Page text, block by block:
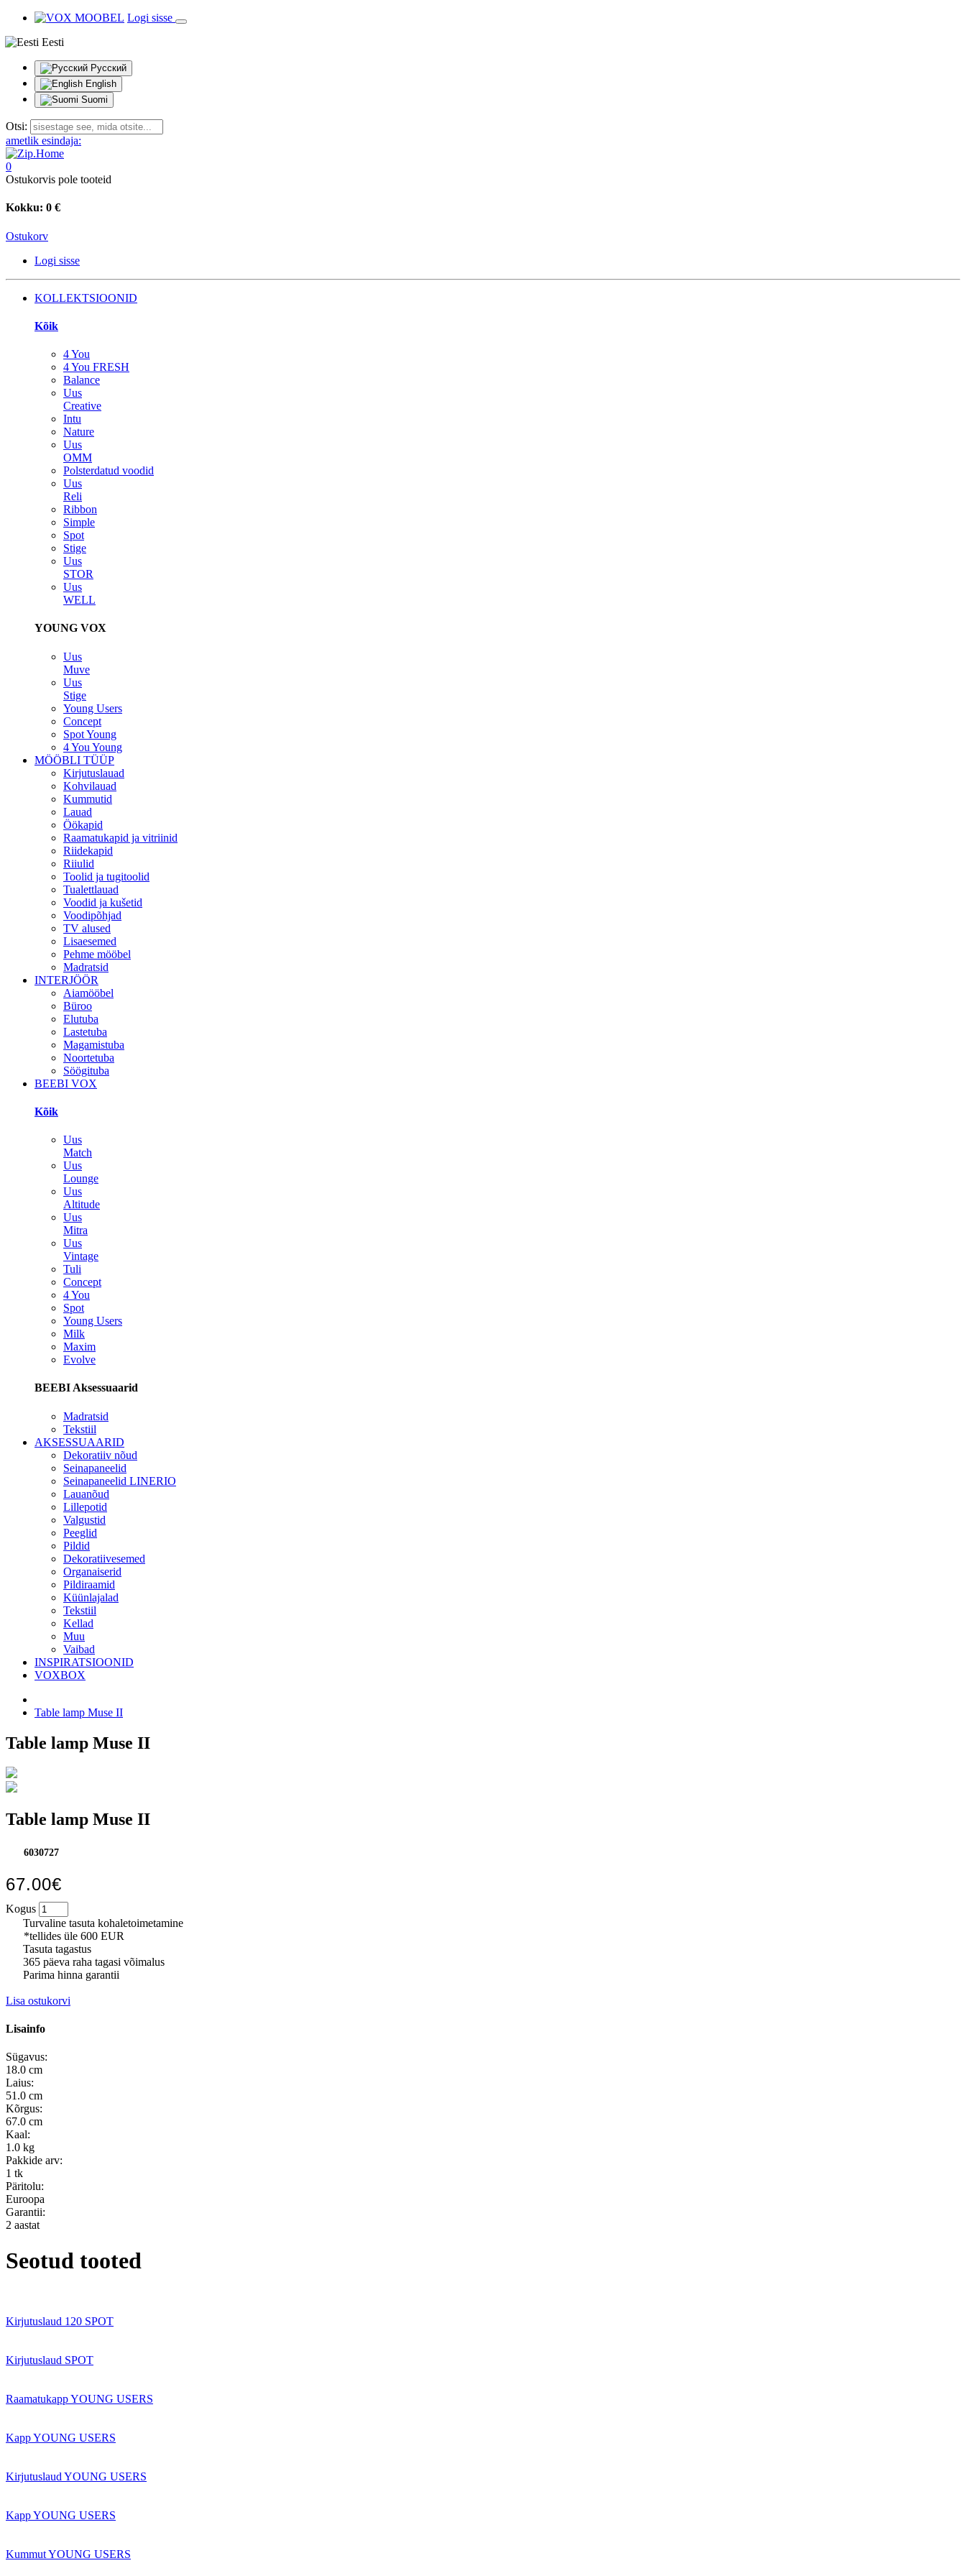
Logi sisse
Eesti
Русский
English
Suomi
Otsi:
ametlik esindaja:
0
Ostukorvis pole tooteid
Kokku: 0 €
Ostukorv
Logi sisse
KOLLEKTSIOONID
Kõik
4 You
4 You FRESH
Balance
Uus
Creative
Intu
Nature
Uus
OMM
Polsterdatud voodid
Uus
Reli
Ribbon
Simple
Spot
Stige
Uus
STOR
Uus
WELL
YOUNG VOX
Uus
Muve
Uus
Stige
Young Users
Concept
Spot Young
4 You Young
MÖÖBLI TÜÜP
Kirjutuslauad
Kohvilauad
Kummutid
Lauad
Öökapid
Raamatukapid ja vitriinid
Riidekapid
Riiulid
Toolid ja tugitoolid
Tualettlauad
Voodid ja kušetid
Voodipõhjad
TV alused
Lisaesemed
Pehme mööbel
Madratsid
INTERJÖÖR
Aiamööbel
Büroo
Elutuba
Lastetuba
Magamistuba
Noortetuba
Söögituba
BEEBI VOX
Kõik
Uus
Match
Uus
Lounge
Uus
Altitude
Uus
Mitra
Uus
Vintage
Tuli
Concept
4 You
Spot
Young Users
Milk
Maxim
Evolve
BEEBI Aksessuaarid
Madratsid
Tekstiil
AKSESSUAARID
Dekoratiiv nõud
Seinapaneelid
Seinapaneelid LINERIO
Lauanõud
Lillepotid
Valgustid
Peeglid
Pildid
Dekoratiivesemed
Organaiserid
Pildiraamid
Küünlajalad
Tekstiil
Kellad
Muu
Vaibad
INSPIRATSIOONID
VOXBOX
Table lamp Muse II
Table lamp Muse II
Table lamp Muse II
6030727
67.00€
Kogus
Turvaline tasuta kohaletoimetamine
*tellides üle 600 EUR
Tasuta tagastus
365 päeva raha tagasi võimalus
Parima hinna garantii
Lisa ostukorvi
Lisainfo
Sügavus:
18.0 cm
Laius:
51.0 cm
Kõrgus:
67.0 cm
Kaal:
1.0 kg
Pakkide arv:
1 tk
Päritolu:
Euroopa
Garantii:
2 aastat
Seotud tooted
Kirjutuslaud 120 SPOT
Kirjutuslaud SPOT
Raamatukapp YOUNG USERS
Kapp YOUNG USERS
Kirjutuslaud YOUNG USERS
Kapp YOUNG USERS
Kummut YOUNG USERS